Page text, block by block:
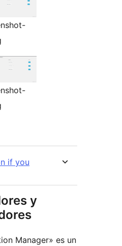
if you
y
Manager» es un